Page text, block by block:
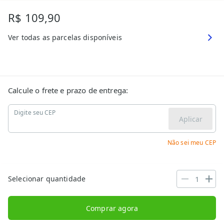
R$ 109,90
Ver todas as parcelas disponíveis
Calcule o frete e prazo de entrega:
Digite seu CEP
Aplicar
Não sei meu CEP
Selecionar quantidade
Comprar agora